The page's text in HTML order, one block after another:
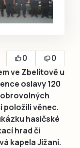
0
0
ve Zbelítově u
oslavy 120
položili věnec.
hasičské
hrad či
kapela Jižani.